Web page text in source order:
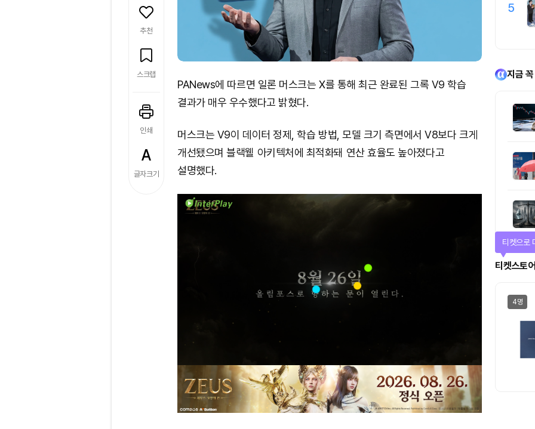
추천
스크랩
인쇄
글자크기
PANews에 따르면 일론 머스크는 X를 통해 최근 완료된 그록 V9 학습
결과가 매우 우수했다고 밝혔다.
머스크는 V9이 데이터 정제, 학습 방법, 모델 크기 측면에서 V8보다 크게
개선됐으며 블랙웰 아키텍처에 최적화돼 연산 효율도 높아졌다고
설명했다.
5
지금
티켓스토
티켓으로
4명